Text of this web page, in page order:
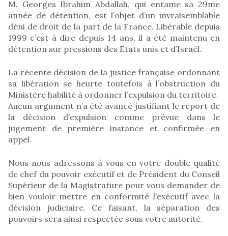
M. Georges Ibrahim Abdallah, qui entame sa 29me
année de détention, est l’objet d’un invraisemblable
déni de droit de la part de la France. Libérable depuis
1999 c’est à dire depuis 14 ans, il a été maintenu en
détention sur pressions des Etats unis et d’Israël.
La récente décision de la justice française ordonnant
sa libération se heurte toutefois à l’obstruction du
Ministère habilité à ordonner l’expulsion du territoire.
Aucun argument n’a été avancé justifiant le report de
la décision d’expulsion comme prévue dans le
jugement de première instance et confirmée en
appel.
Nous nous adressons à vous en votre double qualité
de chef du pouvoir exécutif et de Président du Conseil
Supérieur de la Magistrature pour vous demander de
bien vouloir mettre en conformité l’exécutif avec la
décision judiciaire. Ce faisant, la séparation des
pouvoirs sera ainsi respectée sous votre autorité.